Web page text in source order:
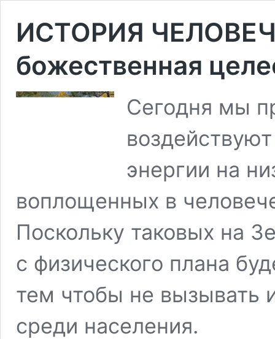
ИСТОРИЯ
божественная
Сегодня мы
энергии на
воплощенных в
Поскольку таковых на
с физического плана
тем чтобы не вызывать
среди населения.